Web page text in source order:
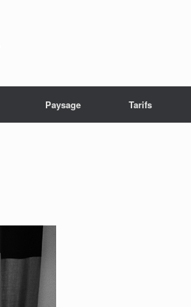
Paysage Tarifs